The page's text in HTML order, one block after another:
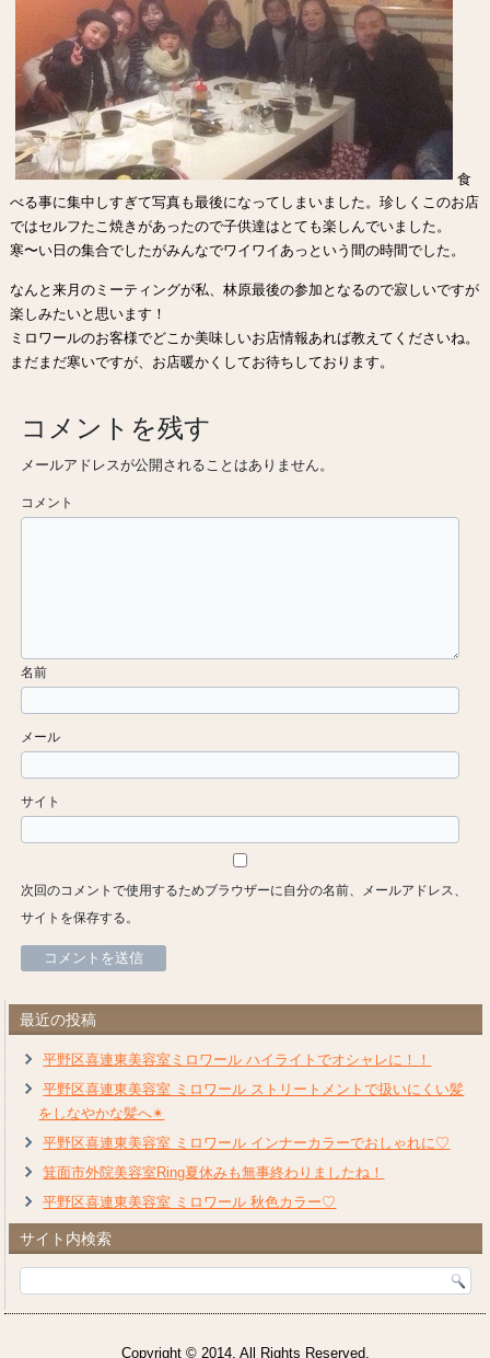
食
べる事に集中しすぎて写真も最後になってしまいました。珍しくこのお店
ではセルフたこ焼きがあったので子供達はとても楽しんでいました。
寒〜い日の集合でしたがみんなでワイワイあっという間の時間でした。
なんと来月のミーティングが私、林原最後の参加となるので寂しいですが
楽しみたいと思います！
ミロワールのお客様でどこか美味しいお店情報あれば教えてくださいね。
まだまだ寒いですが、お店暖かくしてお待ちしております。
コメントを残す
メールアドレスが公開されることはありません。
コメント
名前
メール
サイト
次回のコメントで使用するためブラウザーに自分の名前、メールアドレス、
サイトを保存する。
最近の投稿
平野区喜連東美容室ミロワール ハイライトでオシャレに！！
平野区喜連東美容室 ミロワール ストリートメントで扱いにくい髪
をしなやかな髪へ✴︎
平野区喜連東美容室 ミロワール インナーカラーでおしゃれに♡
箕面市外院美容室Ring夏休みも無事終わりましたね！
平野区喜連東美容室 ミロワール 秋色カラー♡
サイト内検索
Copyright © 2014. All Rights Reserved.